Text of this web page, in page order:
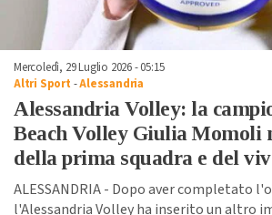
Mercoledì, 29 Luglio 2026 - 05:15
Altri Sport -Alessandria
Alessandria Volley: la
Beach Volley Giulia Momoli
della prima squadra e del
ALESSANDRIA - Dopo aver completato
l'Alessandria Volley ha inserito un altro